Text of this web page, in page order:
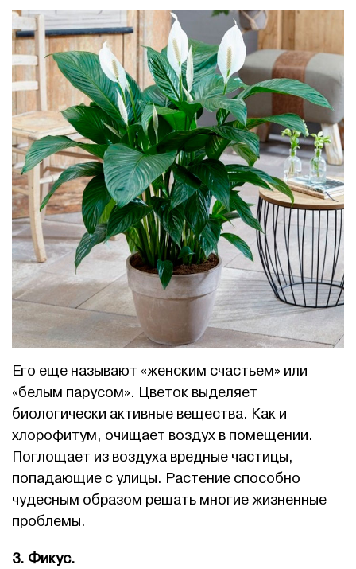
Его еще называют «женским счастьем» или
«белым парусом». Цветок выделяет
биологически активные вещества. Как и
хлорофитум, очищает воздух в помещении.
Поглощает из воздуха вредные частицы,
попадающие с улицы. Растение способно
чудесным образом решать многие жизненные
проблемы.
3. Фикус.